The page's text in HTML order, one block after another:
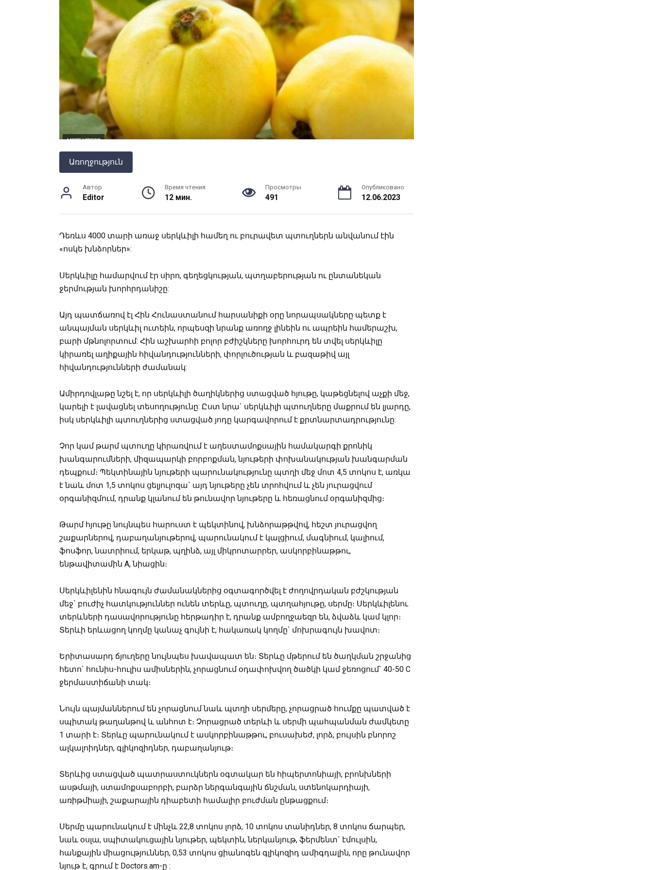
Առողջություն
Автор
Editor
Время чтения
12 мин.
Просмотры
491
Опубликовано
12.06.2023
Դեռևս 4000 տարի առաջ սերկևիլի համեղ ու բուրավետ պտուղներն անվանում էին
«ոսկե խնձորներ»:
Սերկևիլը համարվում էր սիրո, գեղեցկության, պտղաբերության ու ընտանեկան
ջերմության խորհրդանիշը:
Այդ պատճառով էլ Հին Հունաստանում հարսանիքի օրը նորապսակները պետք է
անպայման սերկևիլ ուտեին, որպեսզի նրանք առողջ լինեին ու ապրեին համերաշխ,
բարի մթնոլորտում: Հին աշխարհի բոլոր բժիշկները խորհուրդ են տվել սերկևիլը
կիրառել աղիքային հիվանդությունների, փորլուծության և բազաթիվ այլ
հիվանդությունների ժամանակ:
Ամիրդովլաթը նշել է, որ սերկևիլի ծաղիկներից ստացված հյութը, կաթեցնելով աչքի մեջ,
կարելի է լավացնել տեսողությունը: Ըստ նրա` սերկևիլի պտուղները մաքրում են լյարդը,
իսկ սերկևիլի պտուղներից ստացված յոդը կարգավորում է քրտնարտադրությունը:
Չոր կամ թարմ պտուղը կիրառվում է աղեստամոքսային համակարգի քրոնիկ
խանգարումների, միզապարկի բորբոքման, նյութերի փոխանակության խանգարման
դեպքում։ Պեկտինային նյութերի պարունակությունը պտղի մեջ մոտ 4,5 տոկոս է, առկա
է նաև մոտ 1,5 տոկոս ցելյուլոզա` այդ նյութերը չեն տրոհվում և չեն յուրացվում
օրգանիզմում, դրանք կլանում են թունավոր նյութերը և հեռացնում օրգանիզմից։
Թարմ հյութը նույնպես հարուստ է պեկտինով, խնձորաթթվով, հեշտ յուրացվող
շաքարներով, դաբաղանյութերով, պարունակում է կալցիում, մագնիում, կալիում,
ֆոսֆոր, նատրիում, երկաթ, պղինձ, այլ միկրոտարրեր, ասկորբինաթթու,
ենթավիտամին A, նիացին։
Սերկևիլենին հնագույն ժամանակներից օգտագործվել է ժողովրդական բժշկության
մեջ` բուժիչ հատկություններ ունեն տերևը, պտուղը, պտղահյութը, սերմը։ Սերկևիլենու
տերևների դասավորությունը հերթադիր է, դրանք ամբողջաեզր են, ձվաձև կամ կլոր։
Տերևի երևացող կողմը կանաչ գույնի է, հակառակ կողմը` մոխրագույն խավոտ։
Երիտասարդ ճյուղերը նույնպես խավապատ են։ Տերևը մթերում են ծաղկման շրջանից
հետո` հունիս-հուլիս ամիսներին, չորացնում օդափոխվող ծածկի կամ ջեռոցում` 40-50 C
ջերմաստիճանի տակ։
Նույն պայմաններում են չորացնում նաև պտղի սերմերը, չորացրած հումքը պատված է
սպիտակ թաղանթով և անհոտ է։ Չորացրած տերևի և սերմի պահպանման ժամկետը
1 տարի է։ Տերևը պարունակում է ասկորբինաթթու, բուսախեժ, լորձ, բույսին բնորոշ
ալկալոիդներ, գլիկոզիդներ, դաբաղանյութ։
Տերևից ստացված պատրաստուկներն օգտակար են հիպերտոնիայի, բրոնխների
ասթմայի, ստամոքսաբորբի, բարձր ներգանգային ճնշման, ստենոկարդիայի,
առիթմիայի, շաքարային դիաբետի համալիր բուժման ընթացքում։
Սերմը պարունակում է մինչև 22,8 տոկոս լորձ, 10 տոկոս տանիդներ, 8 տոկոս ճարպեր,
նաև օսլա, սպիտակուցային նյութեր, պեկտին, ներկանյութ, ֆերմենտ` էմուլսին,
հանքային միացություններ, 0,53 տոկոս ցիանոգեն գլիկոզիդ ամիգդալին, որը թունավոր
նյութ է, գրում է Doctors.am-ը :